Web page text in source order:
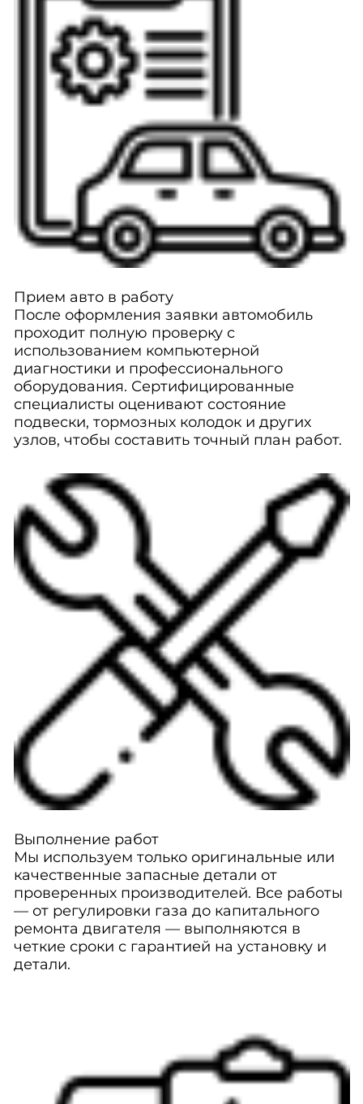
Прием авто в работу
После оформления заявки автомобиль
проходит полную проверку с
использованием компьютерной
диагностики и профессионального
оборудования. Сертифицированные
специалисты оценивают состояние
подвески, тормозных колодок и других
узлов, чтобы составить точный план работ.
Выполнение работ
Мы используем только оригинальные или
качественные запасные детали от
проверенных производителей. Все работы
— от регулировки газа до капитального
ремонта двигателя — выполняются в
четкие сроки с гарантией на установку и
детали.